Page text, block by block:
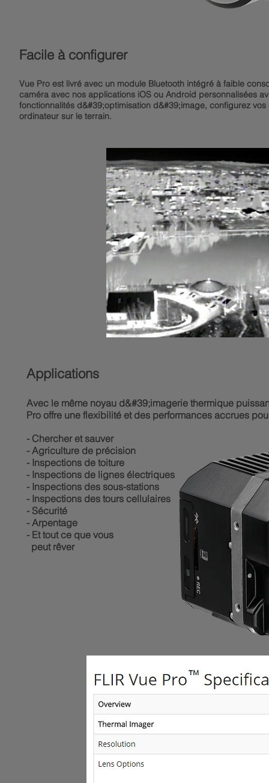
Facile à configurer
Vue Pro est livré avec un module Bluetooth intégré à faible
caméra avec nos applications iOS ou Android personnalisées
fonctionnalités d&#39;optimisation d&#39;image, configurez
ordinateur sur le terrain.
Applications
Avec le même noyau d&#39;imagerie thermique
Pro offre une flexibilité et des performances accrues
- Chercher et sauver
- Agriculture de précision
- Inspections de toiture
- Inspections de lignes électriques
- Inspections des sous-stations
- Inspections des tours cellulaires
- Sécurité
- Arpentage
- Et tout ce que vous
peut rêver